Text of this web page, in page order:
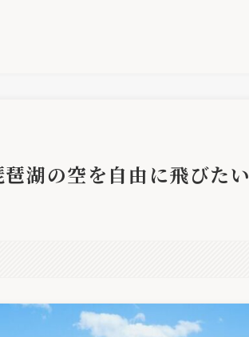
湖の空を自由に飛びたい